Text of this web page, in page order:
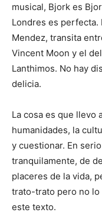
musical, Bjork es
Londres es
Mendez, transita
Vincent Moon y el
Lanthimos. No hay
delicia.
La cosa es que llevo
humanidades, la
y cuestionar. En
tranquilamente, de
placeres de la vida,
trato-trato pero no lo
este texto.